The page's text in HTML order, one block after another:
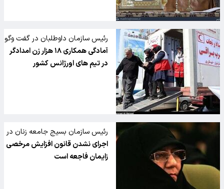
رئیس سازمان داوطلبان در گفت وگو
با تسنیم پیشنهاد دادآمادگی همکاری ۱۸ هزار زن امدادگر
در تیم های اورژانس کشور
رئیس سازمان بسیج جامعه زنان در
گفت وگو با تسنیم:
اجرای نشدن قانون افزایش مرخصی
زایمان فاجعه است